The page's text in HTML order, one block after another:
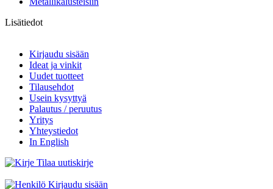
Lisätiedot
Kirjaudu sisään
Ideat ja vinkit
Uudet tuotteet
Tilausehdot
Usein kysyttyä
Palautus / peruutus
Yritys
Yhteystiedot
In English
Tilaa uutiskirje
Kirjaudu sisään